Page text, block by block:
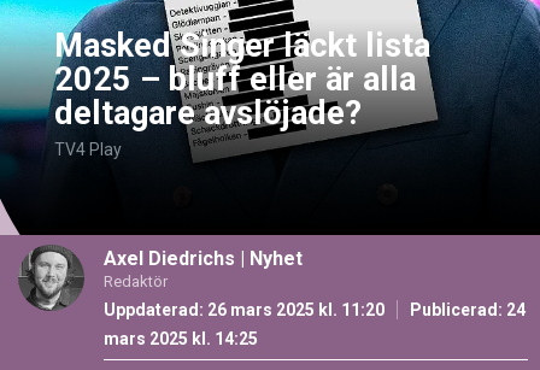
Masked Singer läckt lista
2025 – bluff eller är alla
deltagare avslöjade?
TV4 Play
Axel Diedrichs | Nyhet
Redaktör
Uppdaterad: 26 mars 2025 kl. 11:20 Publicerad: 24
mars 2025 kl. 14:25